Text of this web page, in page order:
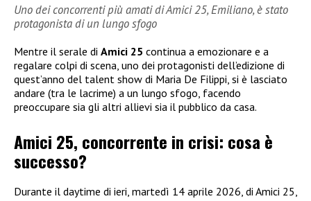
Uno dei concorrenti più amati di Amici 25, Emiliano, è stato
protagonista di un lungo sfogo
Mentre il serale di Amici 25 continua a emozionare e a
regalare colpi di scena, uno dei protagonisti dell’edizione di
quest’anno del talent show di Maria De Filippi, si è lasciato
andare (tra le lacrime) a un lungo sfogo, facendo
preoccupare sia gli altri allievi sia il pubblico da casa.
Amici 25, concorrente in crisi: cosa è
successo?
Durante il daytime di ieri, martedì 14 aprile 2026, di Amici 25,